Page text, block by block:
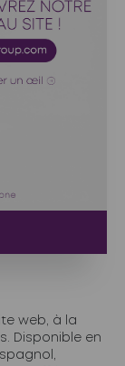
web, à la
Disponible en